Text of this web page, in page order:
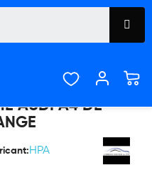
AUDI A4 DE
HPA